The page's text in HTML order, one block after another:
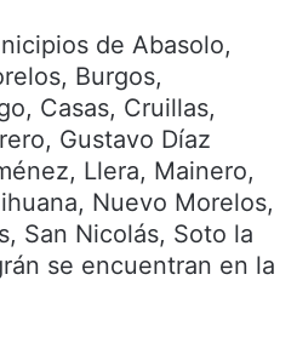
de Abasolo,
Burgos,
Casas, Cruillas,
Gustavo Díaz
Llera, Mainero,
Nuevo Morelos,
San Nicolás, Soto la
se encuentran en la